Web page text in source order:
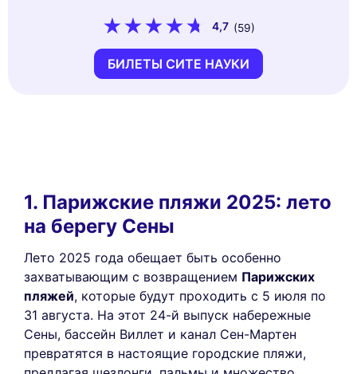
4,7 (59)
БИЛЕТЫ СИТЕ НАУКИ
1. Парижские пляжи 2025: лето
на берегу Сены
Лето 2025 года обещает быть особенно
захватывающим с возвращением Парижских
пляжей, которые будут проходить с 5 июля по
31 августа. На этот 24-й выпуск набережные
Сены, бассейн Виллет и канал Сен-Мартен
превратятся в настоящие городские пляжи,